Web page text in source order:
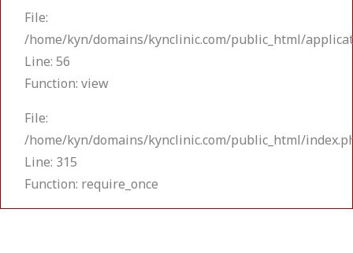
File:
/home/kyn/domains/kynclinic.com/public_html/
Line: 56
Function: view
File:
/home/kyn/domains/kynclinic.com/public_html/
Line: 315
Function: require_once